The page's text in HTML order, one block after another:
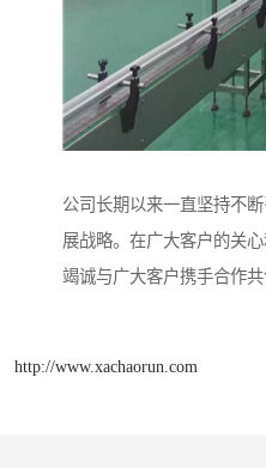
公司长期以来一直坚持不
展战略。在广大客户的关
竭诚与广大客户携手合作共
http://www.xachaorun.com